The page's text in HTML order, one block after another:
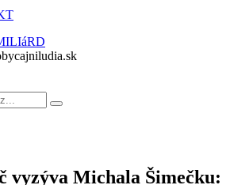
vyzýva Michala Šimečku: